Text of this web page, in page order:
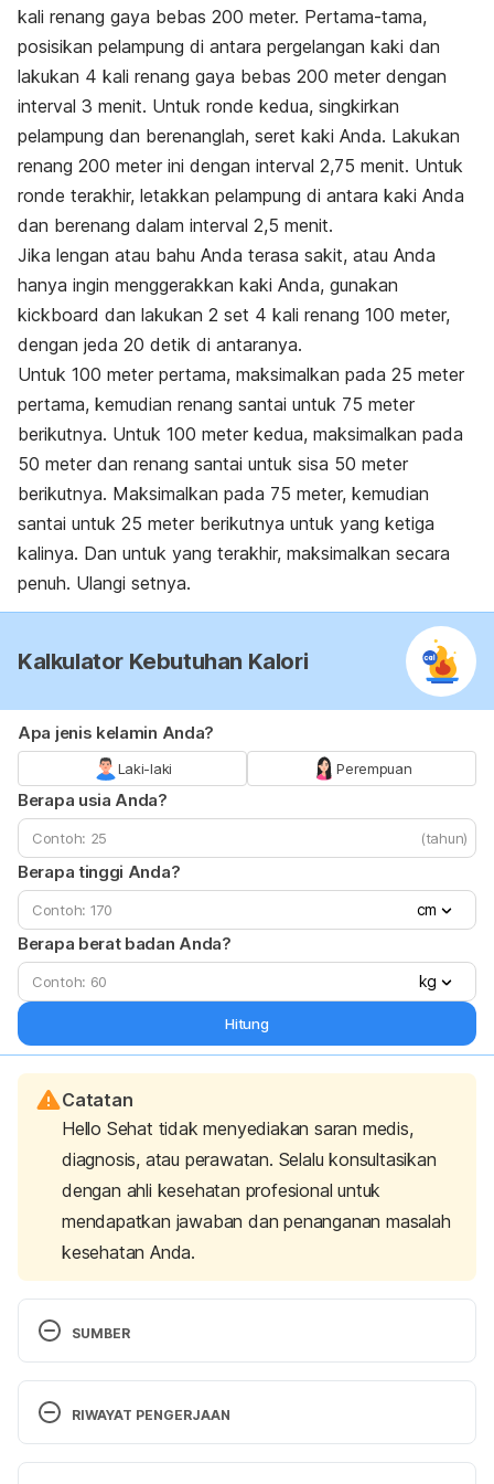
kali renang gaya bebas 200 meter. Pertama-tama,
posisikan pelampung di antara pergelangan kaki dan
lakukan 4 kali renang gaya bebas 200 meter dengan
interval 3 menit. Untuk ronde kedua, singkirkan
pelampung dan berenanglah, seret kaki Anda. Lakukan
renang 200 meter ini dengan interval 2,75 menit. Untuk
ronde terakhir, letakkan pelampung di antara kaki Anda
dan berenang dalam interval 2,5 menit.
Jika lengan atau bahu Anda terasa sakit, atau Anda
hanya ingin menggerakkan kaki Anda, gunakan
kickboard dan lakukan 2 set 4 kali renang 100 meter,
dengan jeda 20 detik di antaranya.
Untuk 100 meter pertama, maksimalkan pada 25 meter
pertama, kemudian renang santai untuk 75 meter
berikutnya. Untuk 100 meter kedua, maksimalkan pada
50 meter dan renang santai untuk sisa 50 meter
berikutnya. Maksimalkan pada 75 meter, kemudian
santai untuk 25 meter berikutnya untuk yang ketiga
kalinya. Dan untuk yang terakhir, maksimalkan secara
penuh. Ulangi setnya.
Kalkulator Kebutuhan Kalori
Apa jenis kelamin Anda?
Laki-laki Perempuan
Berapa usia Anda?
(tahun)
Berapa tinggi Anda?
cm
Berapa berat badan Anda?
kg
Hitung
Catatan
Hello Sehat tidak menyediakan saran medis,
diagnosis, atau perawatan. Selalu konsultasikan
dengan ahli kesehatan profesional untuk
mendapatkan jawaban dan penanganan masalah
kesehatan Anda.
SUMBER
thttp://www.webmd.com/fitness-exercise/high-
intensity-workouts-to-burn-calories
RIWAYAT PENGERJAAN